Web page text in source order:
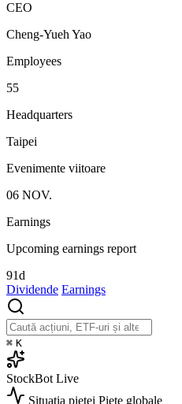
CEO
Cheng-Yueh Yao
Employees
55
Headquarters
Taipei
Evenimente viitoare
06 NOV.
Earnings
Upcoming earnings report
91d
Dividende Earnings
⌘ K
StockBot Live
Situația pieței Piețe globale